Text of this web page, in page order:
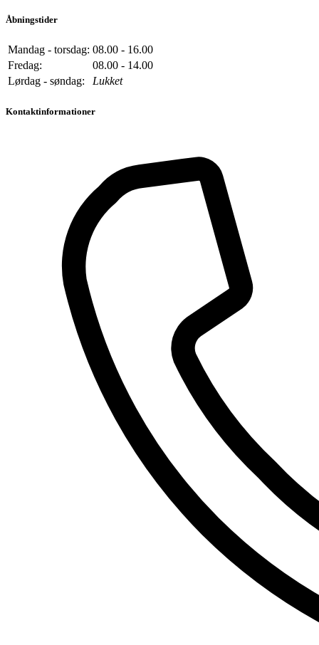
Åbningstider
Mandag - torsdag: 08.00 - 16.00
Fredag:
08.00 - 14.00
Lørdag - søndag:
Lukket
Kontaktinformationer